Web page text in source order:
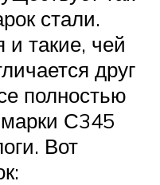
стали.
и такие, чей
друг
полностью
С345
Вот